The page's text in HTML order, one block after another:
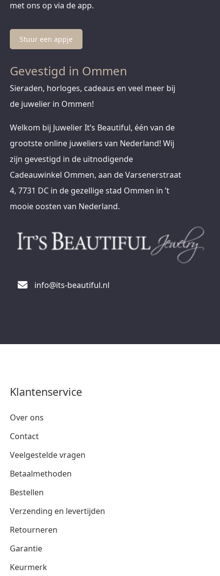
met ons op via de app.
Stuur een appje
Gevestigd in Ommen
Sieraden, horloges, cadeaus en veel meer bij
de juwelier in Ommen!
Welkom bij Juwelier It’s Beautiful, één van de
grootste online juweliers van Nederland! Wij
zijn gevestigd in de uitnodigende
Cadeauwinkel Ommen, aan de Varsenerstraat
4, 7731 DC in de gezellige stad Ommen in ’t
mooie oosten van Nederland.
info@its-beautiful.nl
Klantenservice
Over ons
Contact
Veelgestelde vragen
Betaalmethoden
Bestellen
Verzending en levertijden
Retourneren
Garantie
Keurmerk